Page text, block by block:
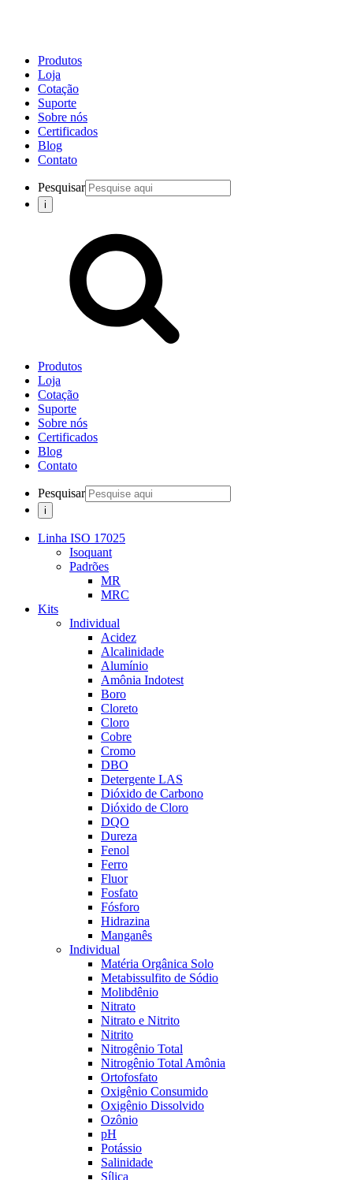
Produtos
Loja
Cotação
Suporte
Sobre nós
Certificados
Blog
Contato
Pesquisar
Produtos
Loja
Cotação
Suporte
Sobre nós
Certificados
Blog
Contato
Pesquisar
Linha ISO 17025
Isoquant
Padrões
MR
MRC
Kits
Individual
Acidez
Alcalinidade
Alumínio
Amônia Indotest
Boro
Cloreto
Cloro
Cobre
Cromo
DBO
Detergente LAS
Dióxido de Carbono
Dióxido de Cloro
DQO
Dureza
Fenol
Ferro
Fluor
Fosfato
Fósforo
Hidrazina
Manganês
Individual
Matéria Orgânica Solo
Metabissulfito de Sódio
Molibdênio
Nitrato
Nitrato e Nitrito
Nitrito
Nitrogênio Total
Nitrogênio Total Amônia
Ortofosfato
Oxigênio Consumido
Oxigênio Dissolvido
Ozônio
pH
Potássio
Salinidade
Sílica